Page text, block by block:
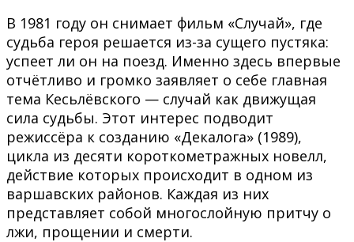
В 1981 году он снимает фильм «Случай», где
судьба героя решается из-за сущего пустяка:
успеет ли он на поезд. Именно здесь впервые
отчётливо и громко заявляет о себе главная
тема Кесьлёвского — случай как движущая
сила судьбы. Этот интерес подводит
режиссёра к созданию «Декалога» (1989),
цикла из десяти короткометражных новелл,
действие которых происходит в одном из
варшавских районов. Каждая из них
представляет собой многослойную притчу о
лжи, прощении и смерти.